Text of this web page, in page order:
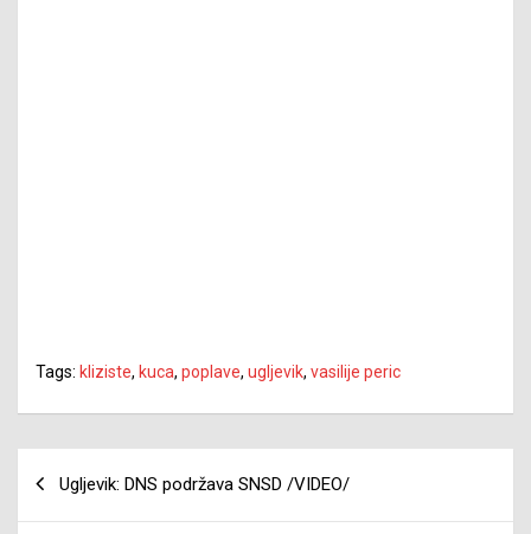
Tags: kliziste, kuca, poplave, ugljevik, vasilije peric
članaka
Ugljevik: DNS podržava SNSD /VIDEO/